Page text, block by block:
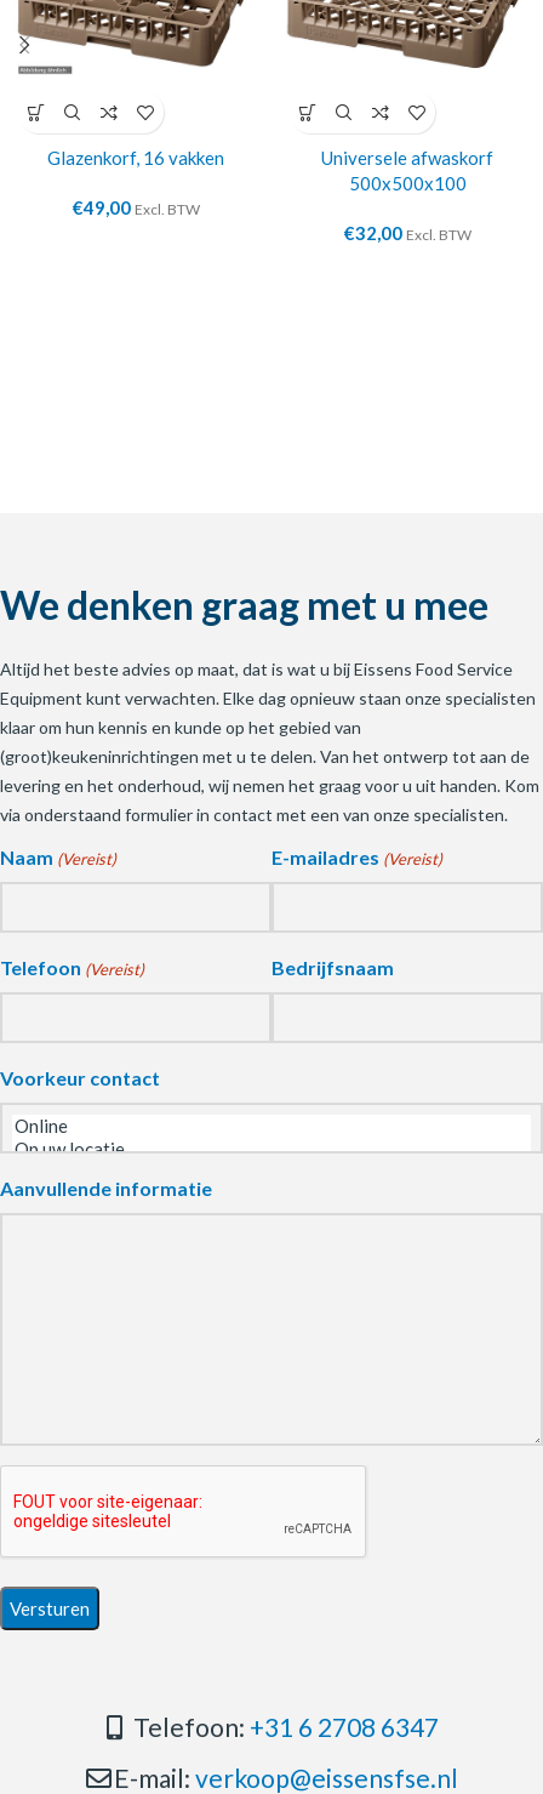
Glazenkorf, 16 vakken
€49,00 Excl. BTW
Universele afwaskorf
500x500x100
€32,00 Excl. BTW
We denken graag met u mee
Altijd het beste advies op maat, dat is wat u bij Eissens Food Service
Equipment kunt verwachten. Elke dag opnieuw staan onze specialisten
klaar om hun kennis en kunde op het gebied van
(groot)keukeninrichtingen met u te delen. Van het ontwerp tot aan de
levering en het onderhoud, wij nemen het graag voor u uit handen. Kom
via onderstaand formulier in contact met een van onze specialisten.
Naam (Vereist) E-mailadres (Vereist)
Telefoon (Vereist) Bedrijfsnaam
Voorkeur contact
Aanvullende informatie
Telefoon: +31 6 2708 6347
E-mail: verkoop@eissensfse.nl